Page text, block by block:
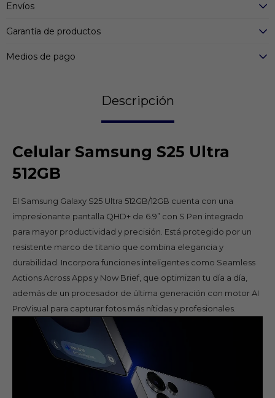
Envíos
Garantía de productos
Medios de pago
Descripción
Celular Samsung S25 Ultra
512GB
El Samsung Galaxy S25 Ultra 512GB/12GB cuenta con una
impresionante pantalla QHD+ de 6.9” con S Pen integrado
para mayor productividad y precisión. Está protegido por un
resistente marco de titanio que combina elegancia y
durabilidad. Incorpora funciones inteligentes como Seamless
Actions Across Apps y Now Brief, que optimizan tu día a día,
además de un procesador de última generación con motor AI
ProVisual para capturar fotos más nítidas y profesionales.